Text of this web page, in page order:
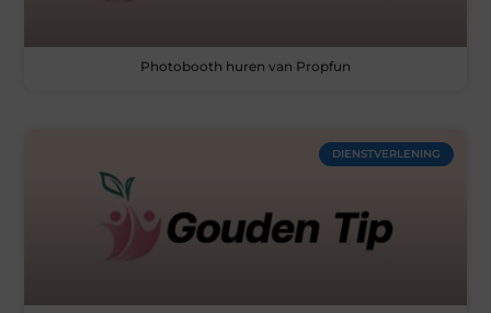
Photobooth huren van Propfun
DIENSTVERLENING